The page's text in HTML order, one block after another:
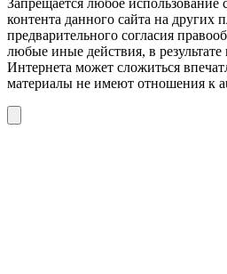
контента данного сайта на других
предварительного согласия
любые иные действия, в результате
Интернета может сложиться
материалы не имеют отношения к